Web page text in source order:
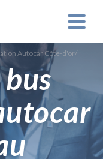
Autocar Côte-d'or/